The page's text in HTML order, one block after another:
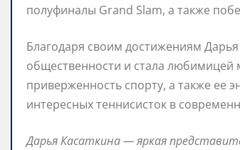
полуфиналы Grand Slam, а также
Благодаря своим достижениям
общественности и стала любимицей
приверженность спорту, а также ее
интересных теннисисток в
Дарья Касаткина — яркая